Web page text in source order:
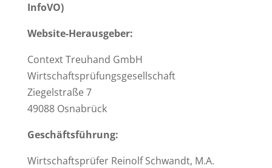
InfoVO)
Website-Herausgeber:
Context Treuhand GmbH
Wirtschaftsprüfungsgesellschaft
Ziegelstraße 7
49088 Osnabrück
Geschäftsführung:
Wirtschaftsprüfer Reinolf Schwandt, M.A.